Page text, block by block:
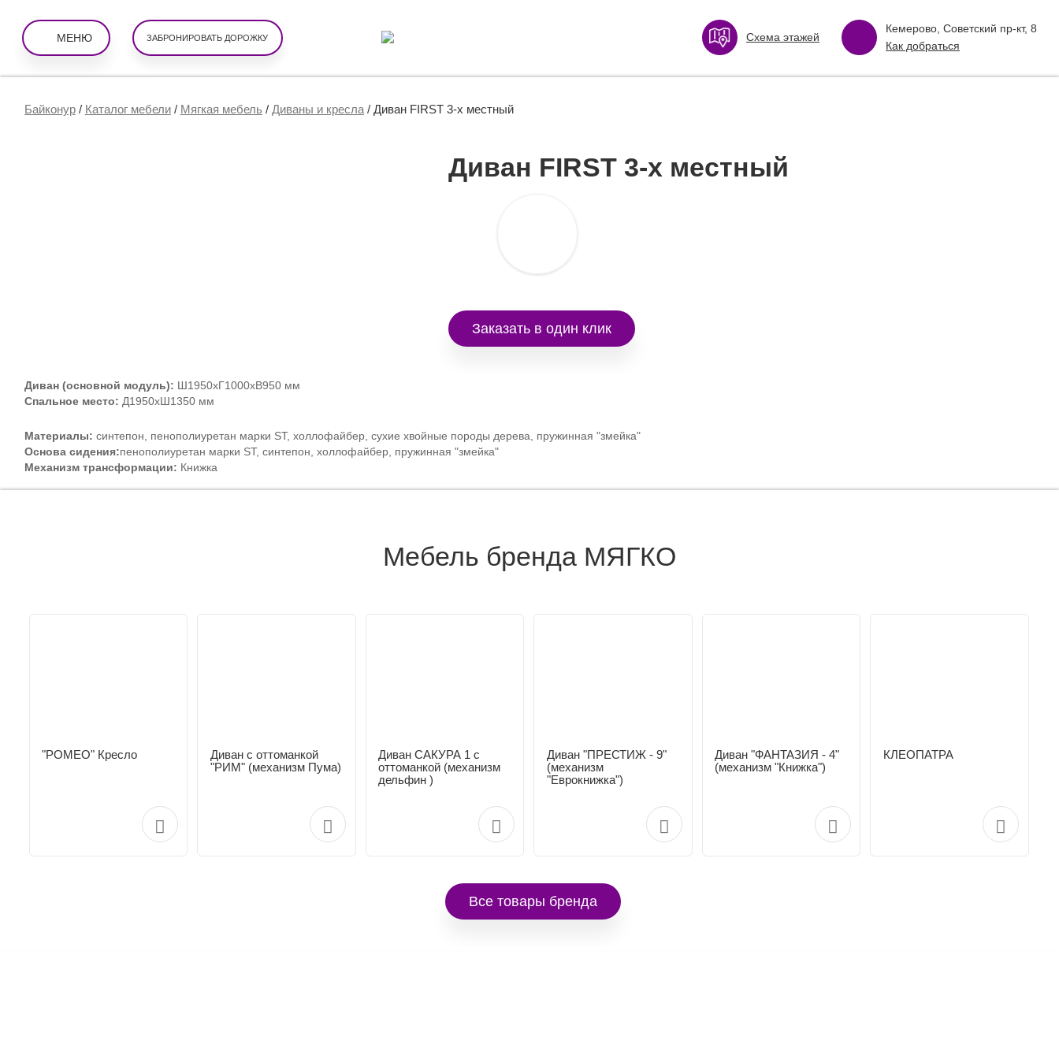
МЕНЮ ЗАБРОНИРОВАТЬ ДОРОЖКУ Схема этажей
Кемерово, Советский пр-кт, 8
Как добраться
Байконур/ Каталог мебели/ Мягкая мебель / Диваны и кресла/ Диван FIRST 3-х местный
Диван FIRST 3-х местный
Заказать в один клик
Диван (основной модуль): Ш1950хГ1000хВ950 мм
Спальное место: Д1950хШ1350 мм
Материалы: синтепон, пенополиуретан марки ST, холлофайбер, сухие хвойные породы дерева, пружинная "змейка"
Основа сидения:пенополиуретан марки ST, синтепон, холлофайбер, пружинная "змейка"
Механизм трансформации: Книжка
Мебель бренда МЯГКО
"РОМЕО" Кресло
Диван с оттоманкой
"РИМ" (механизм Пума)
Диван САКУРА 1 с
оттоманкой (механизм
дельфин )
Диван "ПРЕСТИЖ - 9"
(механизм
"Еврокнижка")
Диван "ФАНТАЗИЯ - 4"
(механизм "Книжка")
КЛЕОПАТРА
Все товары бренда